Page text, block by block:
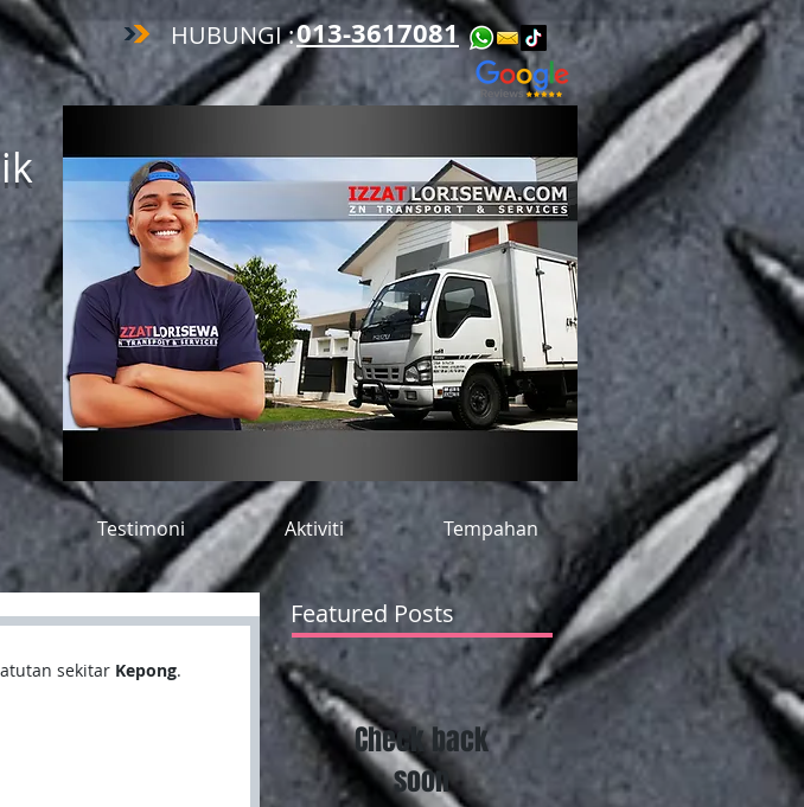
013-3617081
HUBUNGI :​​
Testimoni Aktiviti Tempahan
sekitar Kepong.
Featured Posts
Check back
soon